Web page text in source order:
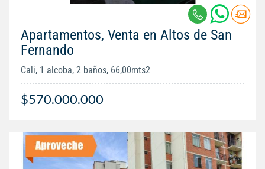
Apartamentos, Venta en Altos de San
Fernando
Cali, 1 alcoba, 2 baños, 66,00mts2
$570.000.000